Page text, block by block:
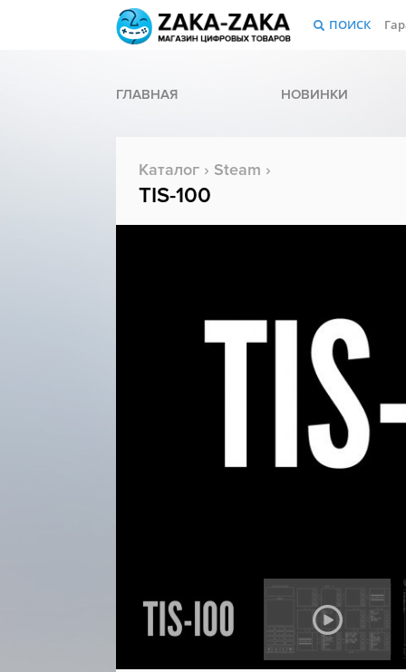
ПОИСК
ГЛАВНАЯ НОВИНКИ
Каталог › Steam ›
TIS-100